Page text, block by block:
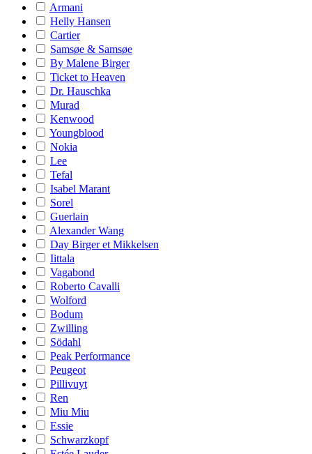
Armani
Helly Hansen
Cartier
Samsøe & Samsøe
By Malene Birger
Ticket to Heaven
Dr. Hauschka
Murad
Kenwood
Youngblood
Nokia
Lee
Tefal
Isabel Marant
Sorel
Guerlain
Alexander Wang
Day Birger et Mikkelsen
Iittala
Vagabond
Roberto Cavalli
Wolford
Bodum
Zwilling
Södahl
Peak Performance
Peugeot
Pillivuyt
Ren
Miu Miu
Essie
Schwarzkopf